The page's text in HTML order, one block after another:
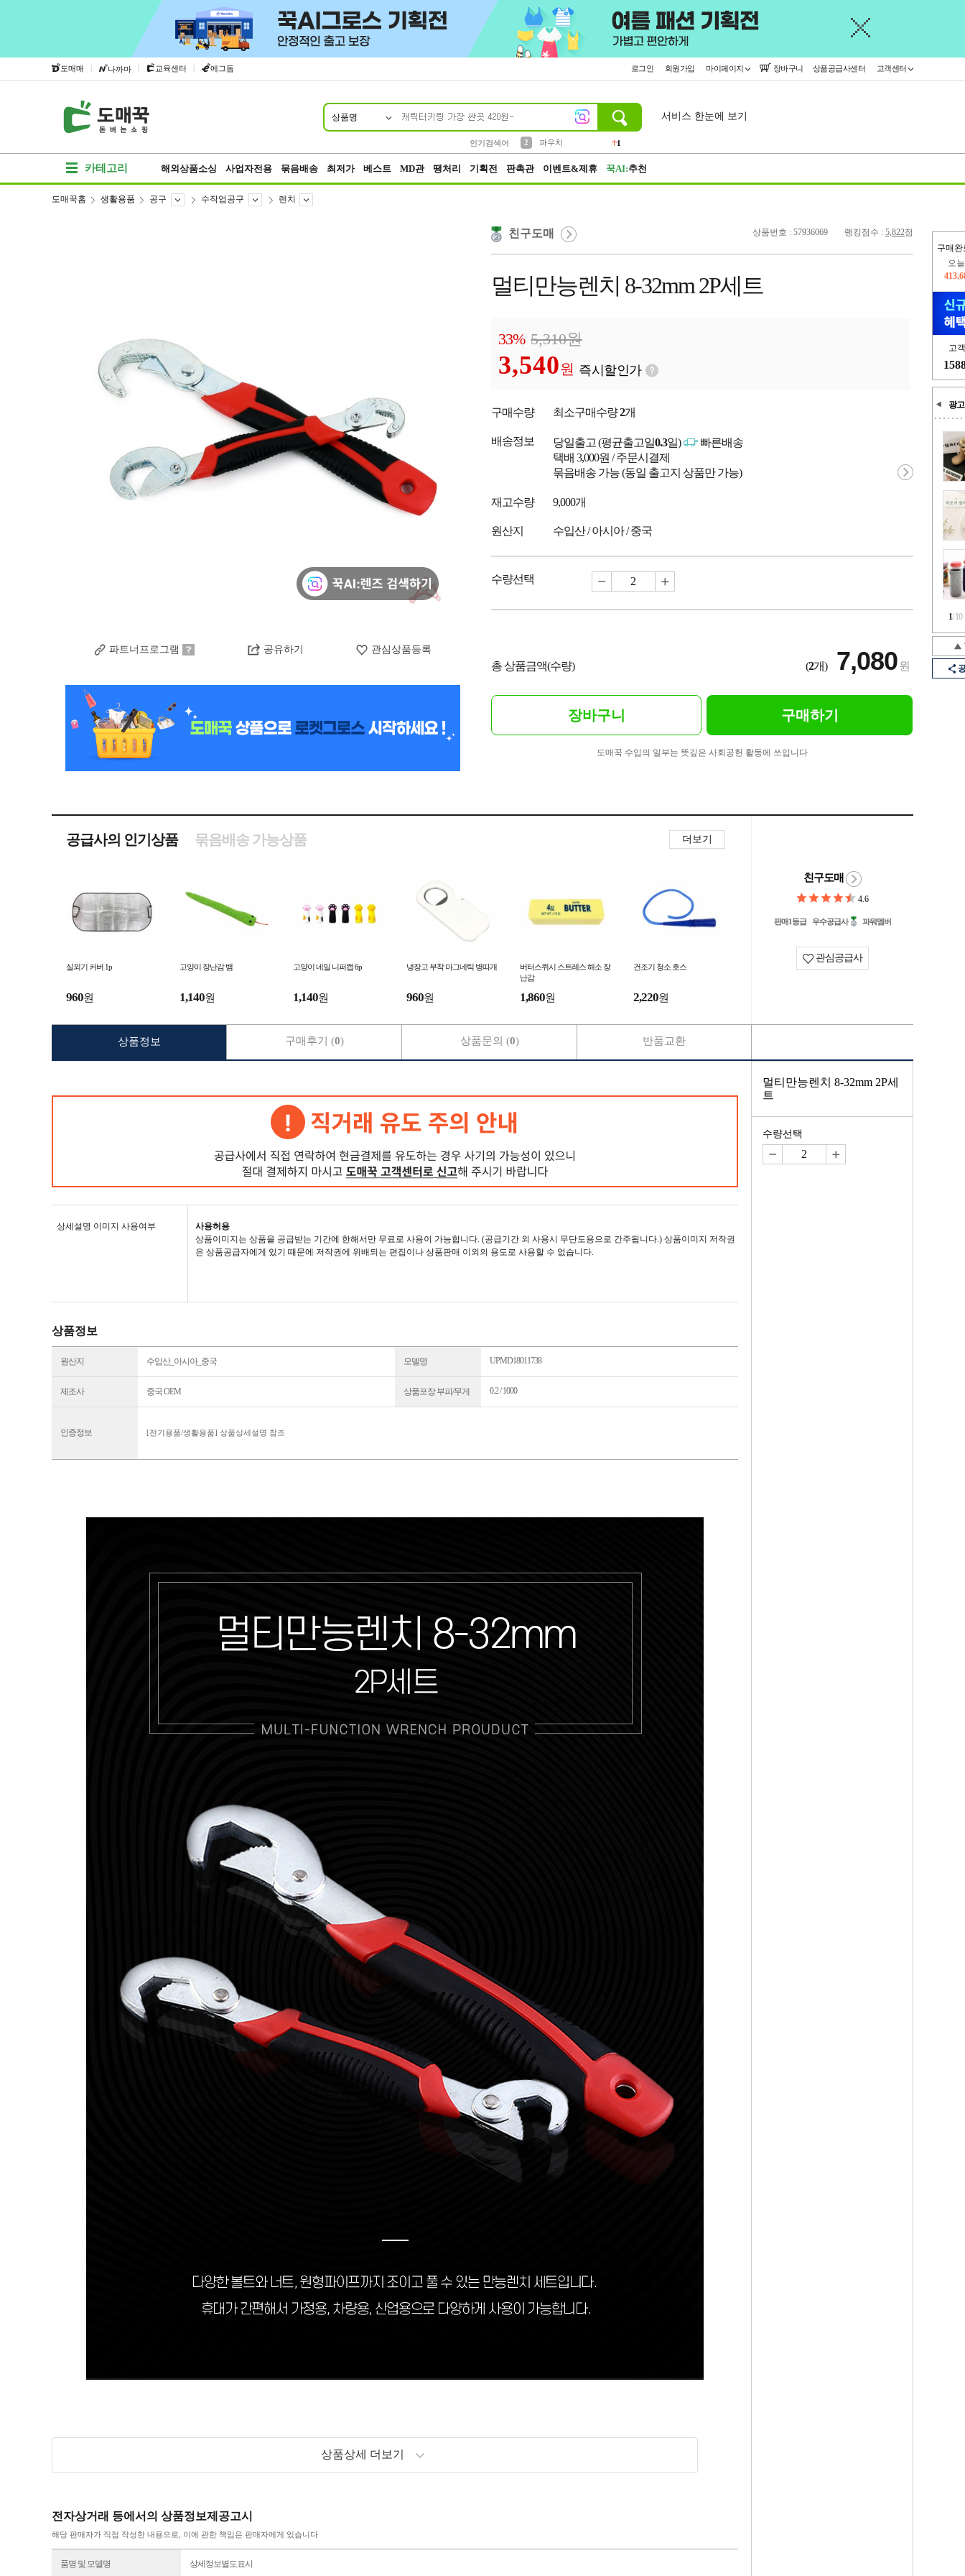
도매매 | 나까마 | 교육센터 | 에그돔 로그인 회원가입 마이페이지 장바구니 상품공급사센터 고객센터
상품명
인기검색어
2
파우치
1
서비스 한눈에 보기
카테고리 해외상품소싱 사업자전용 묶음배송 최저가 베스트 MD관 땡처리 기획전 판촉관 이벤트&제휴 꾹AI:추천
구매완
오
고
광고
1/10
도매꾹홈 생활용품 공구 수작업공구 렌치
파트너프로그램 공유하기 관심상품등록
상품번호 : 57936069 랭킹점수 : 5,822점
친구도매
멀티만능렌치 8-32mm 2P세트
33% 5,310원
3,540원 즉시할인가
구매수량 최소구매수량2개
배송정보 당일출고 (평균출고일0.3일)
빠른배송
택배 3,000원 / 주문시결제
묶음배송 가능 (동일 출고지 상품만 가능)
재고수량 9,000개
원산지 수입산 / 아시아 / 중국
수량선택
총 상품금액(수량) (2개) 7,080원
장바구니 구매하기
도매꾹 수입의 일부는 뜻깊은 사회공헌 활동에 쓰입니다
공급사의 인기상품 더보기
묶음배송 가능상품
실외기 커버 1p
960원
고양이 장난감 뱀
1,140원
고양이 네일 니퍼캡 6p
1,140원
냉장고 부착 마그네틱 병따개
960원
버터스퀴시 스트레스 해소 장
난감
1,860원
건조기 청소 호스
2,220원
친구도매
4.6
판매1등급 우수공급사 파워멤버
관심공급사
상세설명 이미지 사용여부
사용허용
상품이미지는 상품을 공급받는 기간에 한해서만 무료로 사용이 가능합니다. (공급기간 외 사용시 무단도용으로 간주됩니다.) 상품이미지 저작권
은 상품공급자에게 있기 때문에 저작권에 위배되는 편집이나 상품판매 이외의 용도로 사용할 수 없습니다.
상품정보
원산지 수입산_아시아_중국 모델명 UPMD18011738
제조사 중국 OEM 상품포장 부피/무게 0.2 / 1000
인증정보 [전기용품/생활용품] 상품상세설명 참조
상품상세 더보기
전자상거래 등에서의 상품정보제공고시
해당 판매자가 직접 작성한 내용으로, 이에 관한 책임은 판매자에게 있습니다
품명 및 모델명 상세정보별도표시
상품정보 구매후기 (0) 상품문의 (0) 반품교환
멀티만능렌치 8-32mm 2P세
트
수량선택